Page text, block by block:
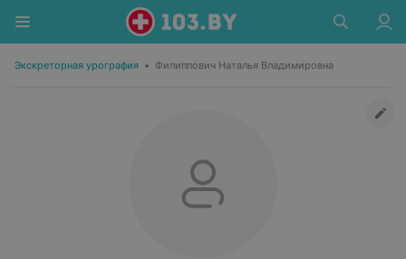
Экскреторная урография • Филиппович Наталья Владимировна